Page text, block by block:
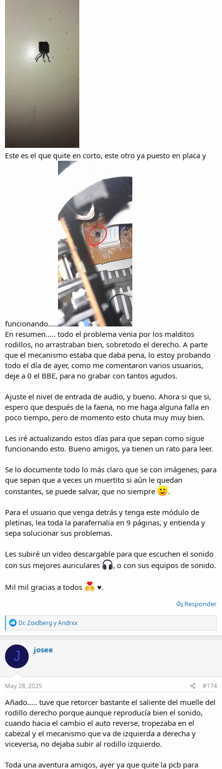
Este es el que quite en corto, este otro ya puesto en placa y
funcionando.....
En resumen..... todo el problema venia por los malditos
rodillos, no arrastraban bien, sobretodo el derecho. A parte
que el mecanismo estaba que daba pena, lo estoy probando
todo el día de ayer, como me comentaron varios usuarios,
deje a 0 el BBE, para no grabar con tantos agudos.
Ajuste el nivel de entrada de audio, y bueno. Ahora si que si,
espero que después de la faena, no me haga alguna falla en
poco tiempo, pero de momento esto chuta muy muy bien.
Les iré actualizando estos días para que sepan como sigue
funcionando esto. Bueno amigos, ya tienen un rato para leer.
Se lo documente todo lo más claro que se con imágenes, para
que sepan que a veces un muertito si aún le quedan
constantes, se puede salvar, que no siempre
.
Para el usuario que venga detrás y tenga este módulo de
pletinas, lea toda la parafernalia en 9 páginas, y entienda y
sepa solucionar sus problemas.
Les subiré un video descargable para que escuchen el sonido
con sus mejores auriculares
, o con sus equipos de sonido.
Mil mil gracias a todos ♥.
Responder
R
e
a
c
t
i
o
n
s
Dr. ZoidbergyAndrxx
J josee
May 28, 2025 #174
Añado..... tuve que retorcer bastante el saliente del muelle del
rodillo derecho porque aunque reproducía bien el sonido,
cuando hacia el cambio el auto reverse, tropezaba en el
cabezal y el mecanismo que va de izquierda a derecha y
viceversa, no dejaba subir al rodillo izquierdo.
Toda una aventura amigos, ayer ya que quite la pcb para